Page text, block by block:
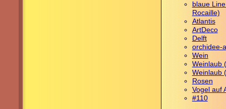
blaue
Rocaille)
Atlantis
ArtDeco
Delft
orchidee-
Wein
Weinlaub
Weinlaub
Rosen
Vogel auf
#110